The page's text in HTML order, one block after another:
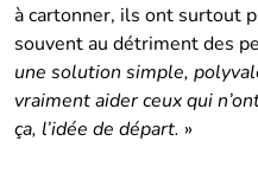
à cartonner, ils ont surtout
souvent au détriment des
une solution simple,
vraiment aider ceux qui
ça, l’idée de départ. »